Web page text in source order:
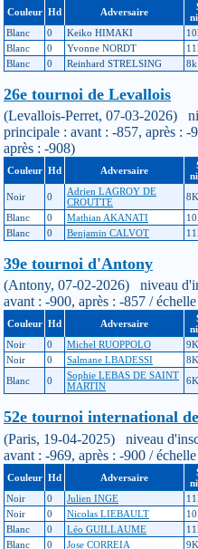
Couleur Hd Adversaire
Blanc
0 Keiko HIMAKI
Blanc
0 Yvonne NORDT
Blanc
0 Reinhard STRELSING 8k
26e tournoi de Levallois
(Levallois-Perret, 07-03-2026)
principale : avant : -857, après : -
après : -908)
Couleur Hd Adversaire
Noir
0
Adrien LAGROY DE
CROUTTE
8K
Blanc
0 Mathian AKANATI
Blanc
0 Benjamin CALVOT
39e tournoi d'Antony
(Antony, 07-02-2026) niveau
avant : -900, après : -857 /
Couleur Hd Adversaire
Noir
0 Michel RUOPPOLO 9K
Noir
0 Salmane LBADESSI 8K
Blanc
0
Sophie LEBAS DE SAINT
MARTIN
6K
52e tournoi international
(Paris, 19-04-2025) niveau
avant : -969, après : -900 /
Couleur Hd Adversaire
Noir
0 Julien INGE
Noir
0 Nicolas LIEBAULT
Blanc
0 Léo GUILLAUME
Blanc
0 Jose CORREIA 9K